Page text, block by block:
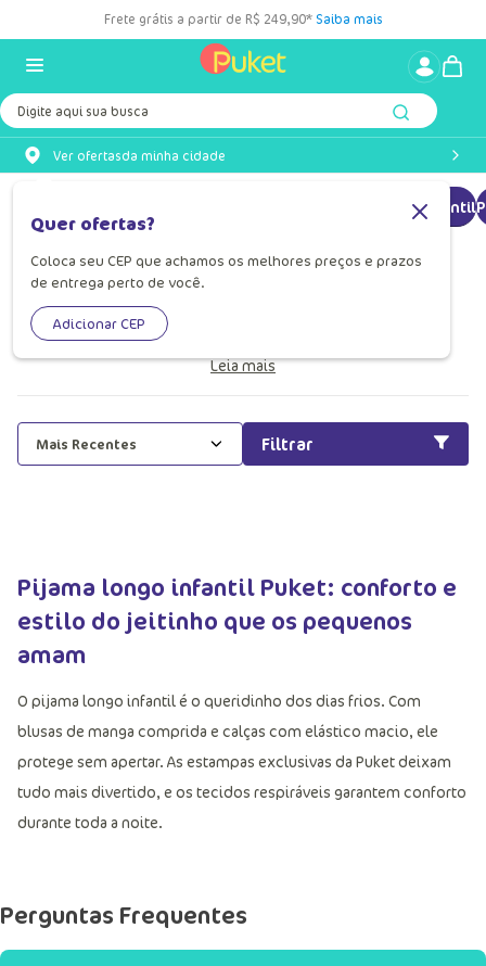
Frete grátis a partir de R$ 249,90* Saiba mais
Digite aqui sua busca
Ver ofertasda minha cidade
Quer ofertas?
Coloca seu CEP que achamos os melhores preços e prazos
de entrega perto de você.
Adicionar CEP
Pijama manga longo Infantil
Pijama Longo Infantil
Pijama longo infantil Puket: ideal para noites quentinhas
com muito estilo, diversão e liberdade de movimento!
Leia mais
Mais Recentes Filtrar
Pijama longo infantil Puket: conforto e
estilo do jeitinho que os pequenos
amam
O pijama longo infantil é o queridinho dos dias frios. Com
blusas de manga comprida e calças com elástico macio, ele
protege sem apertar. As estampas exclusivas da Puket deixam
tudo mais divertido, e os tecidos respiráveis garantem conforto
durante toda a noite.
Perguntas Frequentes